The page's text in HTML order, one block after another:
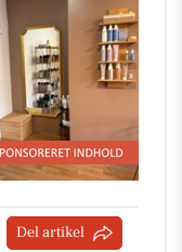
Del artikel